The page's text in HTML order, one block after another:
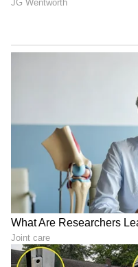
Image Credit :Instagram